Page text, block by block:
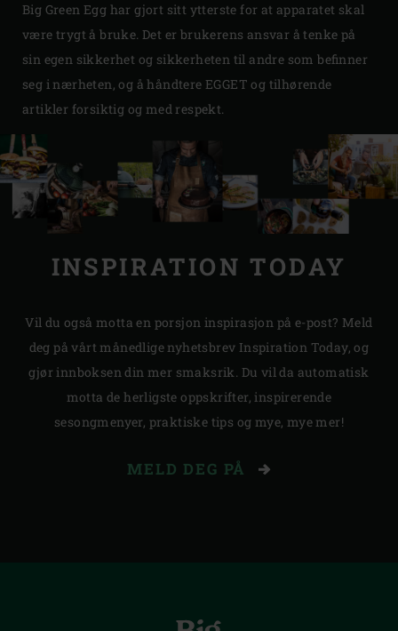
Big Green Egg har gjort sitt ytterste for at apparatet skal
være trygt å bruke. Det er brukerens ansvar å tenke på
sin egen sikkerhet og sikkerheten til andre som befinner
seg i nærheten, og å håndtere EGGET og tilhørende
artikler forsiktig og med respekt.
INSPIRATION TODAY
Vil du også motta en porsjon inspirasjon på e-post? Meld
deg på vårt månedlige nyhetsbrev Inspiration Today, og
gjør innboksen din mer smaksrik. Du vil da automatisk
motta de herligste oppskrifter, inspirerende
sesongmenyer, praktiske tips og mye, mye mer!
MELD DEG PÅ